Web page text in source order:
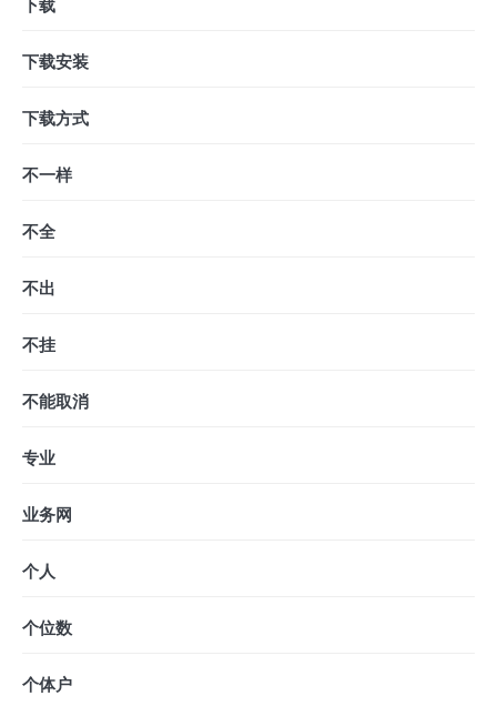
下载
下载安装
下载方式
不一样
不全
不出
不挂
不能取消
专业
业务网
个人
个位数
个体户